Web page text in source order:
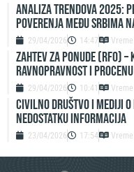
ANALIZA TRENDOVA 2025:
POVERENJA MEĐU SRBIMA
29/04/2026 14:47
ZAHTEV ZA PONUDE
ravnopravnost i
29/04/2026 10:41
Civilno društvo i mediji
nedostatku informacija
23/04/2026 17:54